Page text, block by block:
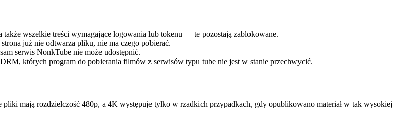
także wszelkie treści wymagające logowania lub tokenu — te pozostają zablokowane.
już nie odtwarza pliku, nie ma czego pobierać.
serwis NonkTube nie może udostępnić.
których program do pobierania filmów z serwisów typu tube nie jest w stanie przechwycić.
mają rozdzielczość 480p, a 4K występuje tylko w rzadkich przypadkach, gdy opublikowano materiał w tak wysokiej